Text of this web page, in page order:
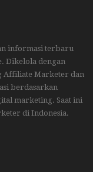
informasi terbaru
Dikelola dengan
Affiliate Marketer dan
berdasarkan
marketing. Saat ini
di Indonesia.